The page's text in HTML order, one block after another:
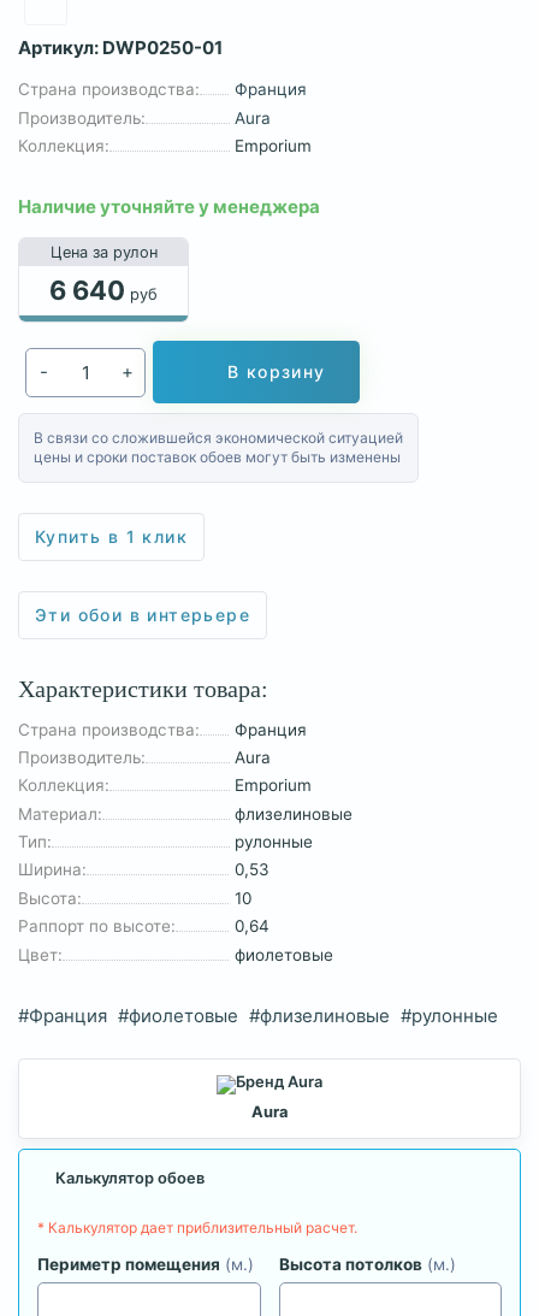
Артикул: DWP0250-01
Страна производства:
Франция
Производитель:
Aura
Коллекция:
Emporium
Наличие уточняйте у менеджера
Цена за рулон
6 640 руб
- + В корзину
В связи со сложившейся экономической ситуацией
цены и сроки поставок обоев могут быть изменены
Купить в 1 клик
Эти обои в интерьере
Характеристики товара:
Страна производства:
Франция
Производитель:
Aura
Коллекция:
Emporium
Материал:
флизелиновые
Тип:
рулонные
Ширина:
0,53
Высота:
10
Раппорт по высоте:
0,64
Цвет:
фиолетовые
#Франция #фиолетовые #флизелиновые #рулонные
Aura
Калькулятор обоев
* Калькулятор дает приблизительный расчет.
Периметр помещения (м.) Высота потолков (м.)